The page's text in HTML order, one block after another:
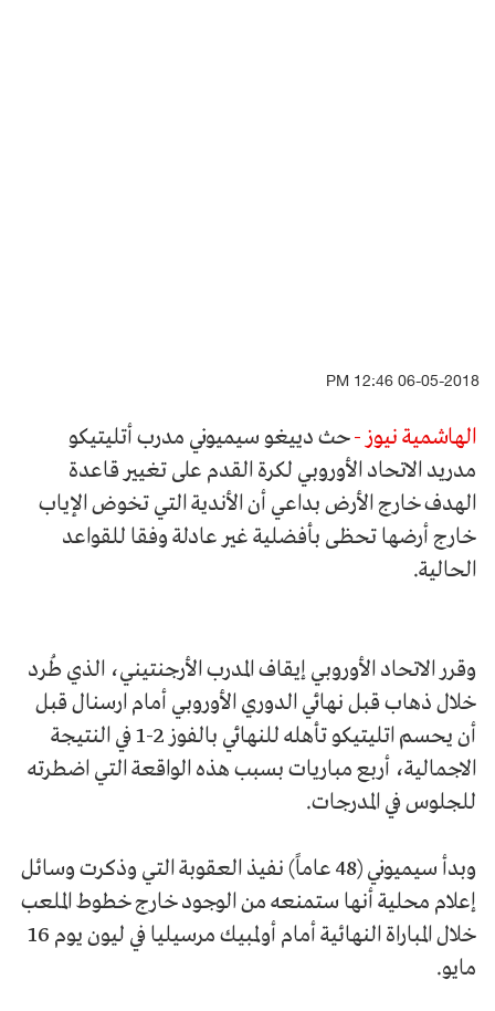
06-05-2018 12:46 PM
الهاشمية نيوز -حث دييغو سيميوني مدرب أتليتيكو
مدريد الاتحاد الأوروبي لكرة القدم على تغيير قاعدة
الهدف خارج الأرض بداعي أن الأندية التي تخوض الإياب
خارج أرضها تحظى بأفضلية غير عادلة وفقا للقواعد
الحالية.
وقرر الاتحاد الأوروبي إيقاف المدرب الأرجنتيني، الذي طُرد
خلال ذهاب قبل نهائي الدوري الأوروبي أمام ارسنال قبل
أن يحسم اتليتيكو تأهله للنهائي بالفوز 2-1 في النتيجة
الاجمالية، أربع مباريات بسبب هذه الواقعة التي اضطرته
للجلوس في المدرجات.
وبدأ سيميوني (48 عاماً) نفيذ العقوبة التي وذكرت وسائل
إعلام محلية أنها ستمنعه من الوجود خارج خطوط الملعب
خلال المباراة النهائية أمام أولمبيك مرسيليا في ليون يوم 16
مايو.